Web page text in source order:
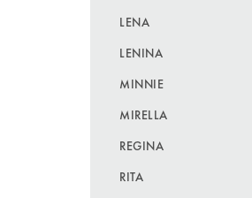
LENA
LENINA
MINNIE
MIRELLA
REGINA
RITA